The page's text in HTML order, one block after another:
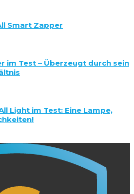
Smart Zapper
im Test – Überzeugt durch sein
Light im Test: Eine Lampe,